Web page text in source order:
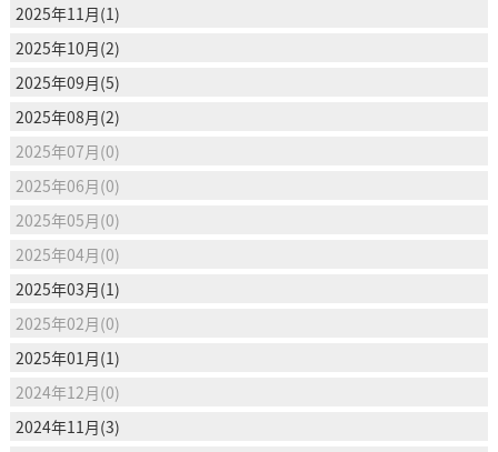
2025年11月(1)
2025年10月(2)
2025年09月(5)
2025年08月(2)
2025年07月(0)
2025年06月(0)
2025年05月(0)
2025年04月(0)
2025年03月(1)
2025年02月(0)
2025年01月(1)
2024年12月(0)
2024年11月(3)